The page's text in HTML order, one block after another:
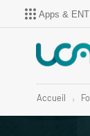
Apps &
Accueil